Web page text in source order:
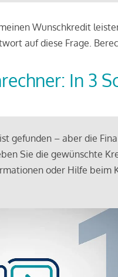
Wunschkredit
auf diese Frage.
In 3
gefunden – aber die
Sie die gewünschte
oder Hilfe beim